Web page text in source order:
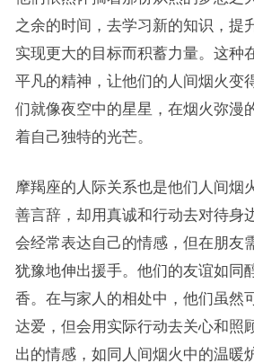
之余的时间，去学习新的知识，提
实现更大的目标而积蓄力量。这种
平凡的精神，让他们的人间烟火变
们就像夜空中的星星，在烟火弥漫
着自己独特的光芒。
摩羯座的人际关系也是他们人间烟
善言辞，却用真诚和行动去对待身
会经常表达自己的情感，但在朋友
犹豫地伸出援手。他们的友谊如同
香。在与家人的相处中，他们虽然
达爱，但会用实际行动去关心和照
出的情感，如同人间烟火中的温暖